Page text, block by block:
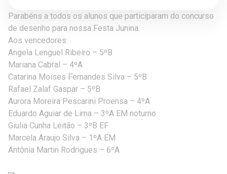
Parabéns a todos os alunos que participaram do concurso
de desenho para nossa Festa Junina.
Aos vencedores:
Angela Lenguel Ribeiro – 5ºB
Mariana Cabral – 4ºA
Catarina Moises Fernandes Silva – 5ºB
Rafael Zalaf Gaspar – 5ºB
Aurora Moreira Pescarini Proensa – 4ºA
Eduardo Aguiar de Lima – 3ºA EM noturno
Giulia Cunha Leitão – 3ºB EF
Marcela Araujo Silva – 1ºA EM
Antônia Martin Rodrigues – 6ºA